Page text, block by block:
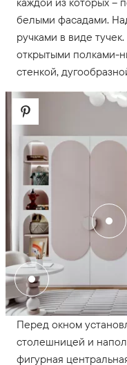
белыми фасадами.
ручками в виде
открытыми полками-
стенкой,
Перед окном
столешницей и
фигурная